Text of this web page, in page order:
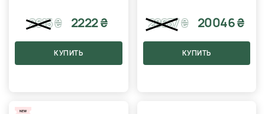
2615₴ 2222 ₴
КУПИТЬ
28637₴ 20046 ₴
КУПИТЬ
NEW